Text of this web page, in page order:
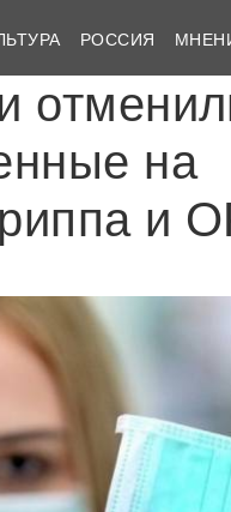
РОССИЯ
на
и